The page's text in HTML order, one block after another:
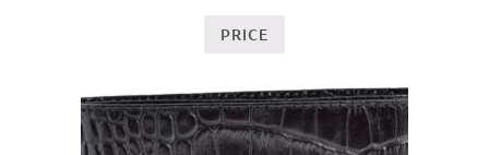
PRICE